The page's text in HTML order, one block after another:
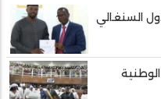
السنغالي